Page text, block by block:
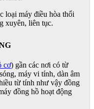
loại máy điều hòa thổi
xuyên, liên tục.
cơ) gần các nơi có từ
máy vi tính, dàn âm
từ tính như vậy đồng
đồng hồ hoạt động